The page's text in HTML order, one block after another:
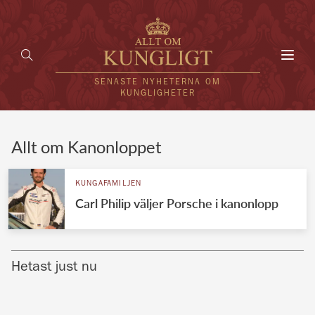
SENASTE NYHETERNA OM
KUNGLIGHETER
UTLÄNDSKT
VÄRLDENS KUNGAHUS
Allt om Kanonloppet
KUNGAFAMILJEN
Carl Philip väljer Porsche i kanonlopp
Hetast just nu